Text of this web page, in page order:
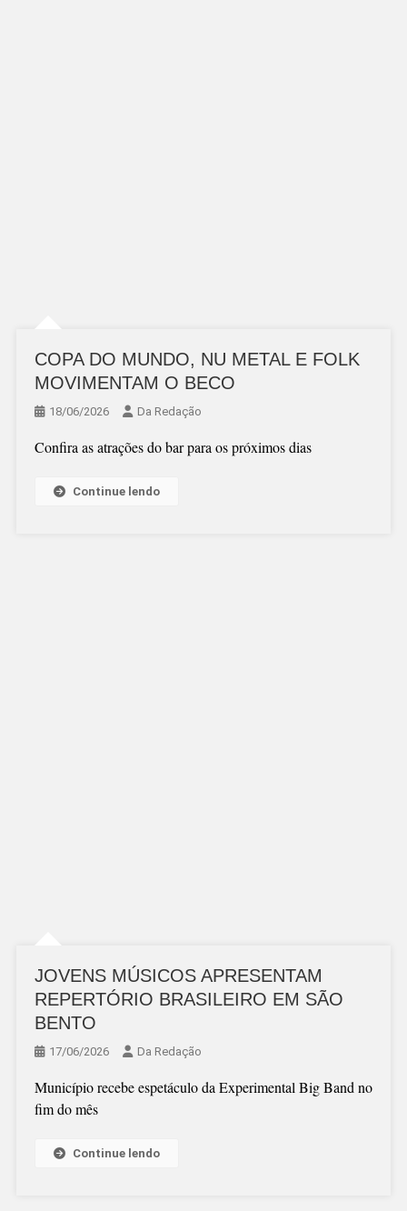
COPA DO MUNDO, NU METAL E FOLK
MOVIMENTAM O BECO
18/06/2026 Da Redação
Confira as atrações do bar para os próximos dias
Continue lendo
JOVENS MÚSICOS APRESENTAM
REPERTÓRIO BRASILEIRO EM SÃO
BENTO
17/06/2026 Da Redação
Município recebe espetáculo da Experimental Big Band no
fim do mês
Continue lendo